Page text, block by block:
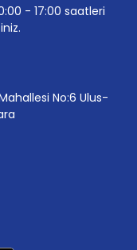
- 17:00 saatleri
No:6 Ulus-